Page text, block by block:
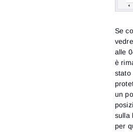
Se
alle
è
stato
un
sulla
per